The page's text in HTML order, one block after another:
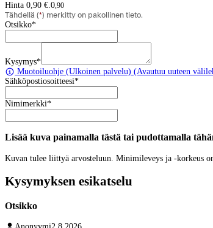
Hinta 0,90 €.0,90
Tähdellä (*) merkitty on pakollinen tieto.
Otsikko*
Kysymys*
Muotoiluohje (Ulkoinen palvelu) (Avautuu uuteen
Sähköpostiosoitteesi*
Nimimerkki*
Lisää kuva painamalla tästä tai pudottamalla
Kuvan tulee liittyä arvosteluun. Minimileveys ja -korkeus
Kysymyksen esikatselu
Otsikko